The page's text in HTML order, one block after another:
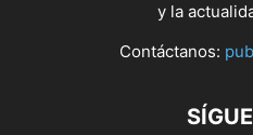
y la
Contáctanos: